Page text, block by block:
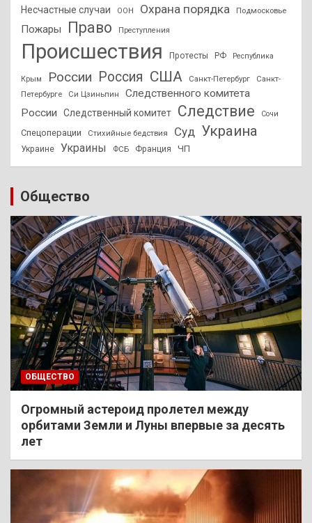
Несчастные случаи ООН Охрана порядка Подмосковье
Пожары Право Преступления
Происшествия Протесты РФ Республика
Крым России Россия США Санкт-Петербург
Санкт-
Петербурге
Си Цзиньпин
Следственного комитета
России
Следственный комитет Следствие Сочи
Спецоперации Стихийные бедствия Суд Украина
Украине Украины ФСБ Франция ЧП
Общество
ОБЩЕСТВО
Огромный астероид пролетел между
орбитами Земли и Луны впервые за десять
лет